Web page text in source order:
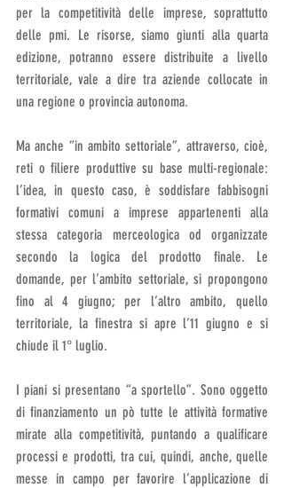
per la competitività delle imprese, soprattutto
delle pmi. Le risorse, siamo giunti alla quarta
edizione, potranno essere distribuite a livello
territoriale, vale a dire tra aziende collocate in
una regione o provincia autonoma.
Ma anche “in ambito settoriale”, attraverso, cioè,
reti o filiere produttive su base multi-regionale:
l’idea, in questo caso, è soddisfare fabbisogni
formativi comuni a imprese appartenenti alla
stessa categoria merceologica od organizzate
secondo la logica del prodotto finale. Le
domande, per l’ambito settoriale, si propongono
fino al 4 giugno; per l’altro ambito, quello
territoriale, la finestra si apre l’11 giugno e si
chiude il 1° luglio.
I piani si presentano “a sportello”. Sono oggetto
di finanziamento un pò tutte le attività formative
mirate alla competitività, puntando a qualificare
processi e prodotti, tra cui, quindi, anche, quelle
messe in campo per favorire l’applicazione di